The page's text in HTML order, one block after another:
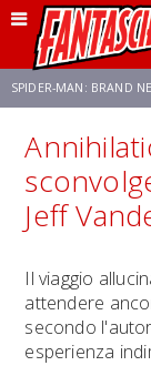
SPIDER-MAN: BRAND
FRANCO
NETFLIX
Jeff
Il viaggio
attendere
secondo
esperienza